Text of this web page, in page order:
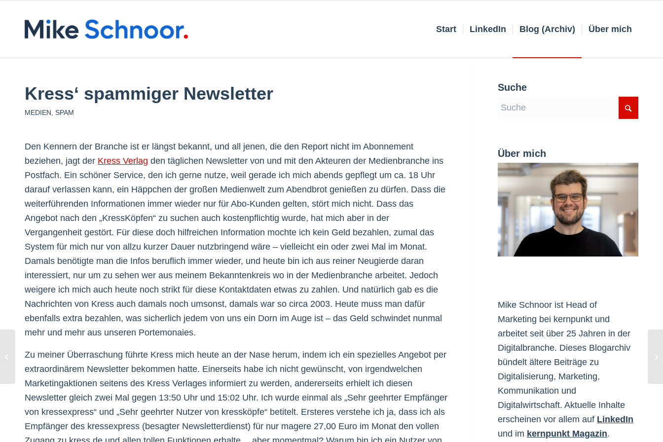
Start LinkedIn Blog (Archiv) Über mich
Kress‘ spammiger Newsletter
MEDIEN SPAM
Den Kennern der Branche ist er längst bekannt, und all jenen, die den Report nicht im Abonnement
beziehen, jagt der Kress Verlag den täglichen Newsletter von und mit den Akteuren der Medienbranche ins
Postfach. Ein schöner Service, den ich gerne nutze, weil gerade ich mich abends gepflegt um ca. 18 Uhr
darauf verlassen kann, ein Häppchen der großen Medienwelt zum Abendbrot genießen zu dürfen. Dass die
weiterführenden Informationen immer wieder nur für Abo-Kunden gelten, stört mich nicht. Dass das
Angebot nach den „KressKöpfen“ zu suchen auch kostenpflichtig wurde, hat mich aber in der
Vergangenheit gestört. Für diese doch hilfreichen Information mochte ich kein Geld bezahlen, zumal das
System für mich nur von allzu kurzer Dauer nutzbringend wäre – vielleicht ein oder zwei Mal im Monat.
Damals benötigte man die Infos beruflich immer wieder, und heute bin ich aus reiner Neugierde daran
interessiert, nur um zu sehen wer aus meinem Bekanntenkreis wo in der Medienbranche arbeitet. Jedoch
weigere ich mich auch heute noch strikt für diese Kontaktdaten etwas zu zahlen. Und natürlich gab es die
Nachrichten von Kress auch damals noch umsonst, damals war so circa 2003. Heute muss man dafür
ebenfalls extra bezahlen, was sicherlich jedem von uns ein Dorn im Auge ist – das Geld schwindet nunmal
mehr und mehr aus unseren Portemonaies.
Zu meiner Überraschung führte Kress mich heute an der Nase herum, indem ich ein spezielles Angebot per
extraordinärem Newsletter bekommen hatte. Einerseits habe ich nicht gewünscht, von irgendwelchen
Marketingaktionen seitens des Kress Verlages informiert zu werden, andererseits erhielt ich diesen
Newsletter gleich zwei Mal gegen 13:50 Uhr und 15:02 Uhr. Ich wurde einmal als „Sehr geehrter Empfänger
von kressexpress“ und „Sehr geehrter Nutzer von kressköpfe“ betitelt. Ersteres verstehe ich ja, dass ich als
Empfänger des kressexpress (besagter Newsletterdienst) für nur magere 27,00 Euro im Monat den vollen
Suche
Über mich
Mike Schnoor ist Head of
Marketing bei kernpunkt und
arbeitet seit über 25 Jahren in der
Digitalbranche. Dieses Blogarchiv
bündelt ältere Beiträge zu
Digitalisierung, Marketing,
Kommunikation und
Digitalwirtschaft. Aktuelle Inhalte
erscheinen vor allem auf LinkedIn
und im kernpunkt Magazin.
The Kyoto Protocol